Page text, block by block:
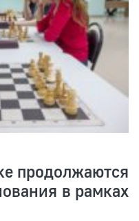
продолжаются
в рамках